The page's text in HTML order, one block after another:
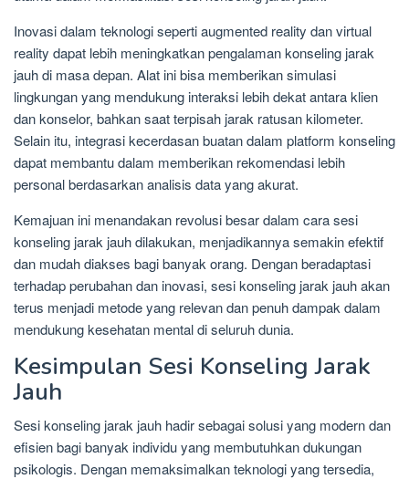
Inovasi dalam teknologi seperti augmented reality dan virtual
reality dapat lebih meningkatkan pengalaman konseling jarak
jauh di masa depan. Alat ini bisa memberikan simulasi
lingkungan yang mendukung interaksi lebih dekat antara klien
dan konselor, bahkan saat terpisah jarak ratusan kilometer.
Selain itu, integrasi kecerdasan buatan dalam platform konseling
dapat membantu dalam memberikan rekomendasi lebih
personal berdasarkan analisis data yang akurat.
Kemajuan ini menandakan revolusi besar dalam cara sesi
konseling jarak jauh dilakukan, menjadikannya semakin efektif
dan mudah diakses bagi banyak orang. Dengan beradaptasi
terhadap perubahan dan inovasi, sesi konseling jarak jauh akan
terus menjadi metode yang relevan dan penuh dampak dalam
mendukung kesehatan mental di seluruh dunia.
Kesimpulan Sesi Konseling Jarak
Jauh
Sesi konseling jarak jauh hadir sebagai solusi yang modern dan
efisien bagi banyak individu yang membutuhkan dukungan
psikologis. Dengan memaksimalkan teknologi yang tersedia,